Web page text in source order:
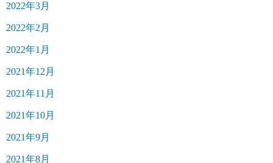
2022年3月
2022年2月
2022年1月
2021年12月
2021年11月
2021年10月
2021年9月
2021年8月